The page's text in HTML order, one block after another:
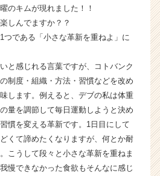
のキムが現れました！！
しんでますか？？
つである「小さな革新を重ねよ」に
と感じれる言葉ですが、コトバンク
制度・組織・方法・習慣などを改め
します。例えると、デブの私は体重
量を調節して毎日運動しようと決め
慣を変える革新です。1日目にして
くて諦めたくなりますが、何とか耐
こうして段々と小さな革新を重ねま
慢できなかった食欲もそんなに感じ